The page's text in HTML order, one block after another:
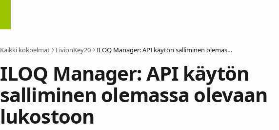
Kaikki kokoelmat LivionKey20 ILOQ Manager: API käytön salliminen olemassa olevaan lukostoon
ILOQ Manager: API käytön
salliminen olemassa olevaan
lukostoon